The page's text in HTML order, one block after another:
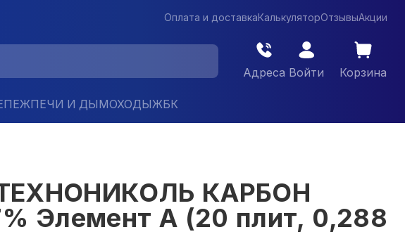
Оплата и доставкаКалькуляторОтзывыАкции
Адреса Войти Корзина
ПЕЧИ И ДЫМОХОДЫЖБК
ТЕХНОНИКОЛЬ КАРБОН
Элемент A (20 плит, 0,288